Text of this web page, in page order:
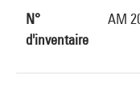
N°
d'inventaire
AM